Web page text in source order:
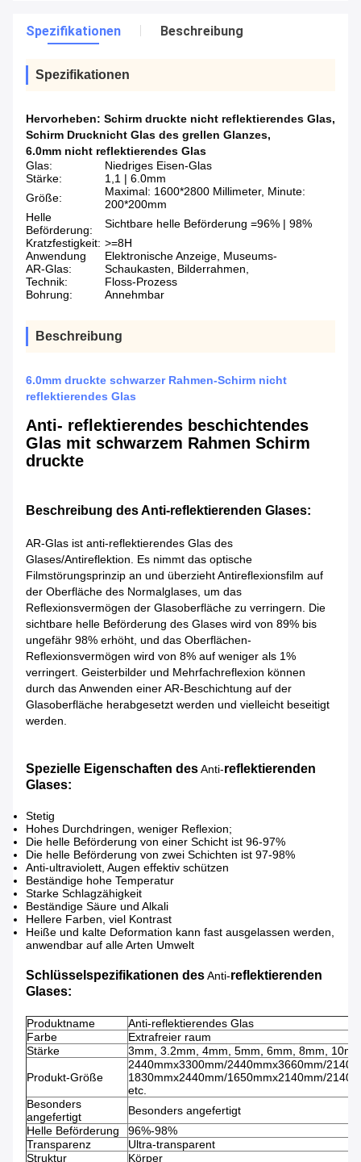
Spezifikationen Beschreibung
Spezifikationen
Hervorheben: Schirm druckte nicht reflektierendes Glas,
Schirm Drucknicht Glas des grellen Glanzes,
6.0mm nicht reflektierendes Glas
Glas:
Niedriges Eisen-Glas
Stärke:
1,1 | 6.0mm
Größe:
Maximal: 1600*2800 Millimeter, Minute:
200*200mm
Helle
Beförderung:
Sichtbare helle Beförderung =96% | 98%
Kratzfestigkeit: >=8H
Anwendung
AR-Glas:
Elektronische Anzeige, Museums-
Schaukasten, Bilderrahmen,
Technik:
Floss-Prozess
Bohrung:
Annehmbar
Beschreibung
6.0mm druckte schwarzer Rahmen-Schirm nicht
reflektierendes Glas
Anti- reflektierendes beschichtendes
Glas mit schwarzem Rahmen Schirm
druckte
Beschreibung des Anti-reflektierenden Glases:
AR-Glas ist anti-reflektierendes Glas des
Glases/Antireflektion. Es nimmt das optische
Filmstörungsprinzip an und überzieht Antireflexionsfilm auf
der Oberfläche des Normalglases, um das
Reflexionsvermögen der Glasoberfläche zu verringern. Die
sichtbare helle Beförderung des Glases wird von 89% bis
ungefähr 98% erhöht, und das Oberflächen-
Reflexionsvermögen wird von 8% auf weniger als 1%
verringert. Geisterbilder und Mehrfachreflexion können
durch das Anwenden einer AR-Beschichtung auf der
Glasoberfläche herabgesetzt werden und vielleicht beseitigt
werden.
Spezielle Eigenschaften desAnti-reflektierenden
Glases:
Stetig
Hohes Durchdringen, weniger Reflexion;
Die helle Beförderung von einer Schicht ist 96-97%
Die helle Beförderung von zwei Schichten ist 97-98%
Anti-ultraviolett, Augen effektiv schützen
Beständige hohe Temperatur
Starke Schlagzähigkeit
Beständige Säure und Alkali
Hellere Farben, viel Kontrast
Heiße und kalte Deformation kann fast ausgelassen werden,
anwendbar auf alle Arten Umwelt
Schlüsselspezifikationen desAnti-reflektierenden
Glases:
Produktname
Anti-reflektierendes Glas
Farbe
Extrafreier raum
Stärke
3mm, 3.2mm, 4mm, 5mm, 6mm, 8mm,
Produkt-Größe
2440mmx3300mm/2440mmx3660mm/
1830mmx2440mm/1650mmx2140mm/
etc.
Besonders
angefertigt
Besonders angefertigt
Helle Beförderung
96%-98%
Transparenz
Ultra-transparent
Struktur
Körper